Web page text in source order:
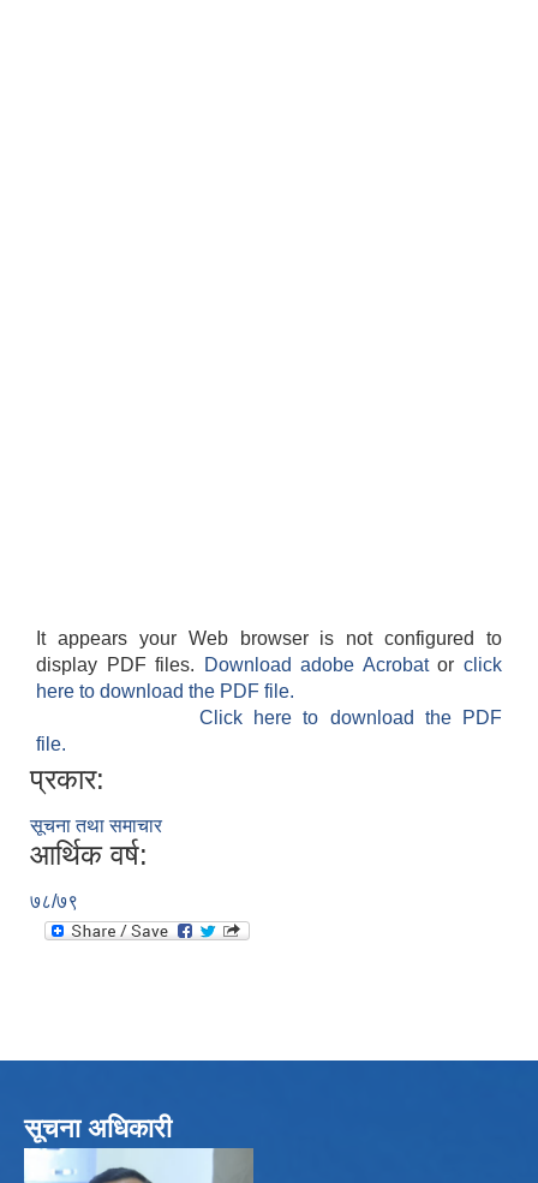
It appears your Web browser is not configured to
display PDF files.
Download adobe Acrobatorclick
here to download the PDF file.
Click here to download the PDF
file.
प्रकार:
सूचना तथा समाचार
आर्थिक वर्ष:
७८/७९
सूचना अधिकारी